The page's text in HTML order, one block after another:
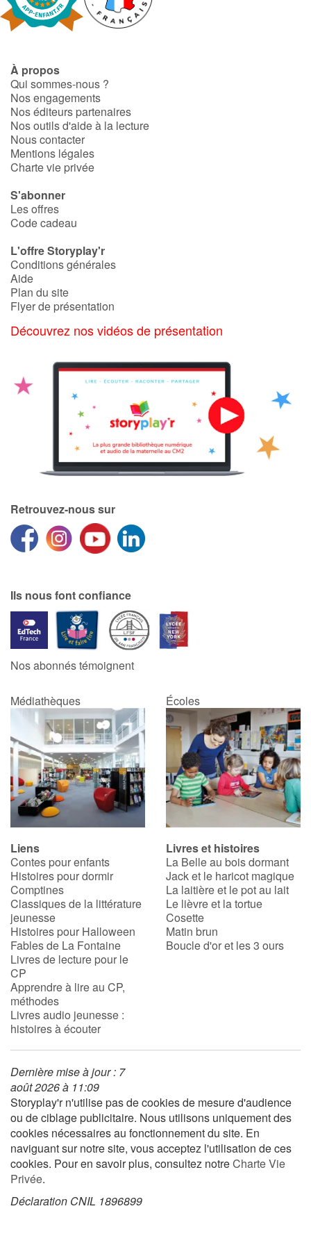
Fable, mythe, littérature et poésie
Ogres, monstres et sorcières
Héroïnes et héros
Écologie, nature, saisons
Les animaux
Voyage, épopée, enquête, aventure
Autour du monde
Apprentissage
Art, espace, activité
En famille
Quotidien et loisirs
Amour et amitié
Sujets de société
Formats et illustrations
Catalogue anglais
Contraste +
Aide
Accueil
Famille
Écoles
Médiathèques
Vidéos & Tutoriaux
Blog
Actualités
Rencontres et témoignages
Contes d'ici et d'ailleurs
Autour de la lecture
Apprendre à lire
Livre audio
À propos
Qui sommes-nous ?
Nos engagements
Nos éditeurs partenaires
Nos outils d'aide à la lecture
Nous contacter
Mentions légales
Charte vie privée
S'abonner
Les offres
Code cadeau
L'offre Storyplay'r
Conditions générales
Aide
Plan du site
Flyer de présentation
Découvrez nos vidéos de présentation
Retrouvez-nous sur
Ils nous font confiance
Nos abonnés témoignent
Médiathèques Écoles
Liens
Contes pour enfants
Histoires pour dormir
Comptines
Classiques de la littérature
jeunesse
Histoires pour Halloween
Fables de La Fontaine
Livres de lecture pour le
CP
Apprendre à lire au CP,
méthodes
Livres audio jeunesse :
histoires à écouter
Livres et histoires
La Belle au bois dormant
Jack et le haricot magique
La laitière et le pot au lait
Le lièvre et la tortue
Cosette
Matin brun
Boucle d'or et les 3 ours
Dernière mise à jour : 7
août 2026 à 11:09
Storyplay'r n'utilise pas de cookies de mesure d'audience
ou de ciblage publicitaire. Nous utilisons uniquement des
cookies nécessaires au fonctionnement du site. En
naviguant sur notre site, vous acceptez l'utilisation de ces
cookies. Pour en savoir plus, consultez notreCharte Vie
Privée.
Déclaration CNIL 1896899